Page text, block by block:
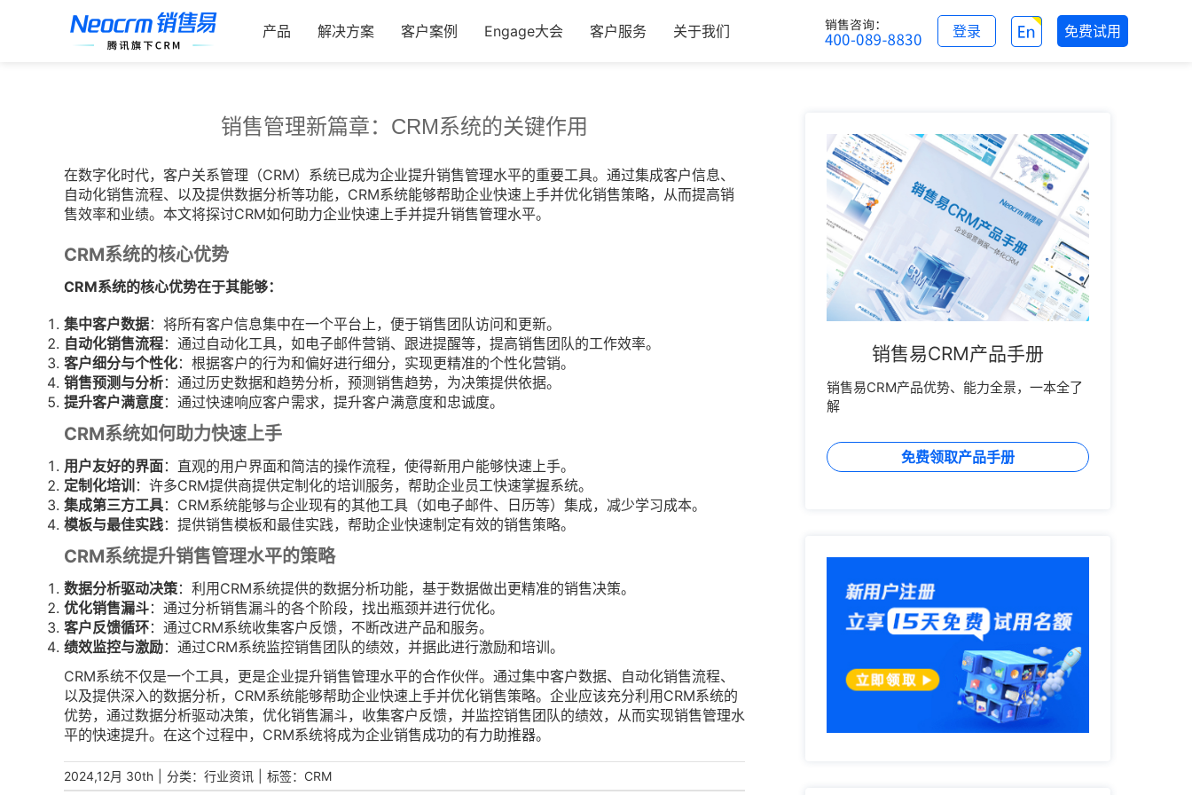
产品 解决方案 客户案例 Engage大会 客户服务 关于我们 免费试用
登录
销售管理新篇章：CRM系统的关键作用
在数字化时代，客户关系管理（CRM）系统已成为企业提升销售管理水平的重要工具。通过集成客户信息、
自动化销售流程、以及提供数据分析等功能，CRM系统能够帮助企业快速上手并优化销售策略，从而提高销
售效率和业绩。本文将探讨CRM如何助力企业快速上手并提升销售管理水平。
CRM系统的核心优势
CRM系统的核心优势在于其能够：
集中客户数据：将所有客户信息集中在一个平台上，便于销售团队访问和更新。
自动化销售流程：通过自动化工具，如电子邮件营销、跟进提醒等，提高销售团队的工作效率。
客户细分与个性化：根据客户的行为和偏好进行细分，实现更精准的个性化营销。
销售预测与分析：通过历史数据和趋势分析，预测销售趋势，为决策提供依据。
提升客户满意度：通过快速响应客户需求，提升客户满意度和忠诚度。
CRM系统如何助力快速上手
用户友好的界面：直观的用户界面和简洁的操作流程，使得新用户能够快速上手。
定制化培训 ：许多CRM提供商提供定制化的培训服务，帮助企业员工快速掌握系统。
集成第三方工具：CRM系统能够与企业现有的其他工具（如电子邮件、日历等）集成，减少学习成本。
模板与最佳实践：提供销售模板和最佳实践，帮助企业快速制定有效的销售策略。
CRM系统提升销售管理水平的策略
数据分析驱动决策：利用CRM系统提供的数据分析功能，基于数据做出更精准的销售决策。
优化销售漏斗：通过分析销售漏斗的各个阶段，找出瓶颈并进行优化。
客户反馈循环：通过CRM系统收集客户反馈，不断改进产品和服务。
绩效监控与激励：通过CRM系统监控销售团队的绩效，并据此进行激励和培训。
CRM系统不仅是一个工具，更是企业提升销售管理水平的合作伙伴。通过集中客户数据、自动化销售流程、
以及提供深入的数据分析，CRM系统能够帮助企业快速上手并优化销售策略。企业应该充分利用CRM系统的
优势，通过数据分析驱动决策，优化销售漏斗，收集客户反馈，并监控销售团队的绩效，从而实现销售管理水
平的快速提升。在这个过程中，CRM系统将成为企业销售成功的有力助推器。
2024,12月 30th 分类： 行业资讯 标签： CRM
销售易CRM产品手册
销售易CRM产品优势、能力全景，一本全了
解
免费领取产品手册